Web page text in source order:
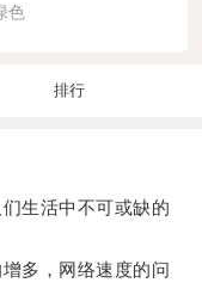
色
排行
生活中不可或缺的
多，网络速度的问